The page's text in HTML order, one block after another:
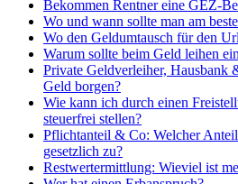
Bekommen Rentner eine GEZ-
Wo und wann sollte man am
Wo den Geldumtausch für den
Warum sollte beim Geld leihen
Private Geldverleiher, Hausbank
Geld borgen?
Wie kann ich durch einen
steuerfrei stellen?
Pflichtanteil & Co: Welcher
gesetzlich zu?
Restwertermittlung: Wieviel ist